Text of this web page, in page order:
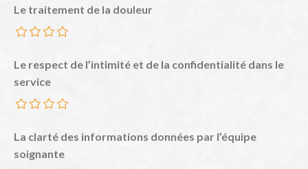
Le traitement de la douleur
Le respect de l’intimité et de la confidentialité dans le
service
La clarté des informations données par l’équipe
soignante